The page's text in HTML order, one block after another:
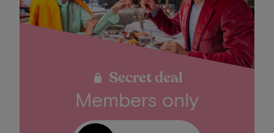
Secret deal
Members only